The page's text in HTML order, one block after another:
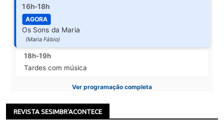
16h-18h
AGORA
Os Sons da Maria
(Maria Fábio)
18h-19h
Tardes com música
Ver programação completa
REVISTA SESIMBR'ACONTECE